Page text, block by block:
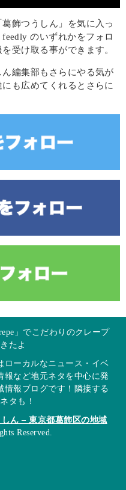
飾つうしん」を気に入っ
のいずれかをフォロ
受け取る事ができます。
編集部もさらにやる気が
も広めてくれるとさらに
」でこだわりのクレープ
たよ
ローカルなニュース・イベ
報など地元ネタを中心に発
情報ブログです！隣接する
タも！
ん – 東京都葛飾区の地域
Reserved.